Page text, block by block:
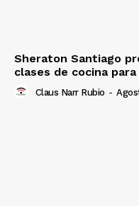
Sheraton Santiago
clases de cocina
Claus Narr Rubio -